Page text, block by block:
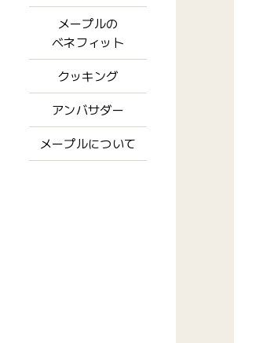
メープルの
ベネフィット
クッキング
アンバサダー
メープルについて